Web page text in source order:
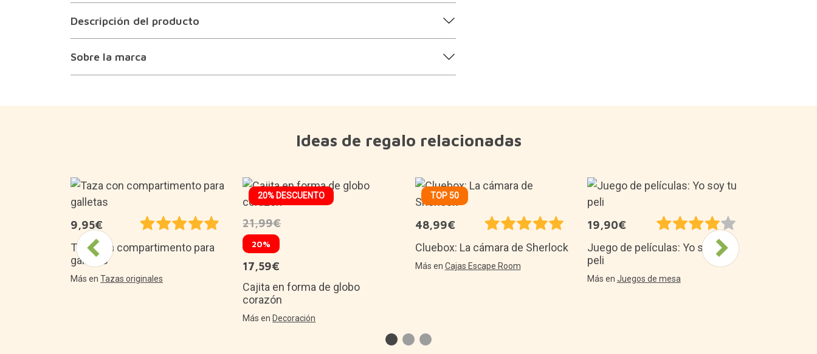
Descripción del producto
Sobre la marca
Ideas de regalo relacionadas
9,95€
Taza con compartimento para
galletas
Más en Tazas originales
20% DESCUENTO
21,99€
20%
17,59€
Cajita en forma de globo
corazón
Más en Decoración
TOP 50
48,99€
Cluebox: La cámara de Sherlock
Más en Cajas Escape Room
19,90€
Juego de películas: Yo soy tu
peli
Más en Juegos de mesa